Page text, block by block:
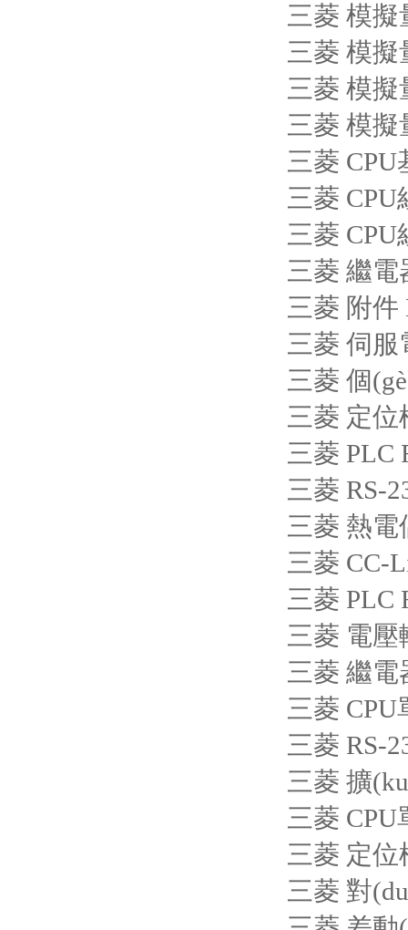
三菱 模擬
三菱 模擬
三菱 模擬
三菱 模擬
三菱
三菱 CPU
三菱 CPU
三菱 繼電
三菱 附件
三菱 伺服
三菱 個
三菱 定
三菱 PLC
三菱 RS-
三菱 熱電
三菱 CC-
三菱 PLC
三菱 電壓
三菱 繼電
三菱 CPU
三菱 RS-
三菱 擴
三菱 CPU
三菱 定位
三菱 對